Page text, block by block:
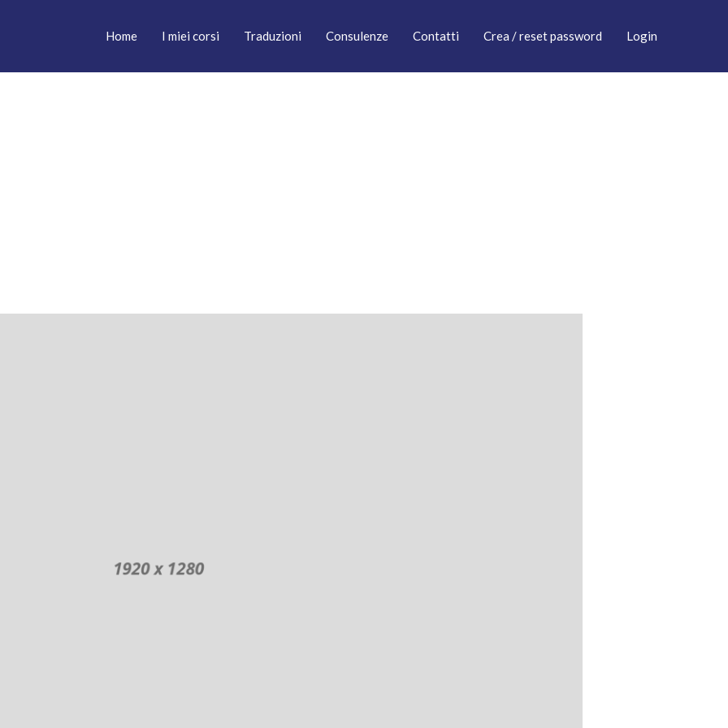
Home I miei corsi Traduzioni Consulenze Contatti Crea / reset password Login